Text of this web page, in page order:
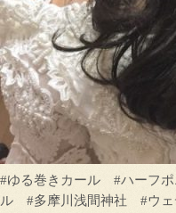
#ゆる巻きカール #ハーフ
ル #多摩川浅間神社 #ウェ